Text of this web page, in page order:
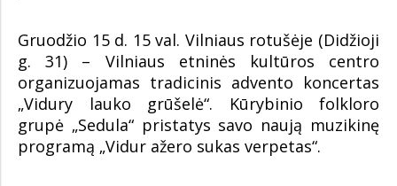
Gruodžio 15 d. 15 val. Vilniaus rotušėje (Didžioji
g. 31) – Vilniaus etninės kultūros centro
organizuojamas tradicinis advento koncertas
„Vidury lauko grūšelė“. Kūrybinio folkloro
grupė „Sedula“ pristatys savo naują muzikinę
programą „Vidur ažero sukas verpetas“.